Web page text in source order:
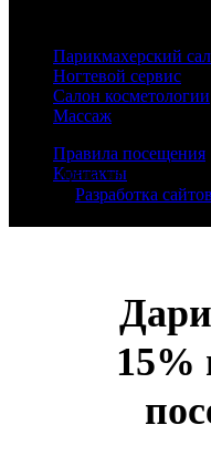
Парикмахерский
Ногтевой сервис
Салон косметологии
Массаж
Правила посещения
Контакты
© Все права защищены -
Разработка
15%